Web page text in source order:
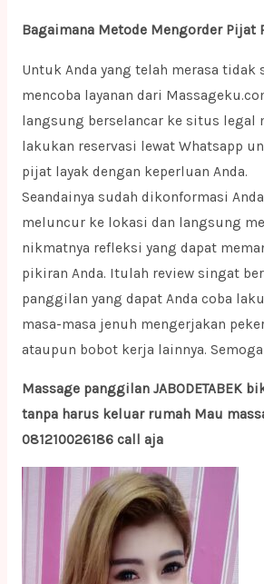
Bagaimana Metode Mengorder Pijat
Untuk Anda yang telah merasa tidak
mencoba layanan dari
langsung berselancar ke situs legal
lakukan reservasi lewat Whatsapp
pijat layak dengan keperluan Anda.
Seandainya sudah dikonformasi
meluncur ke lokasi dan langsung
nikmatnya refleksi yang dapat
pikiran Anda. Itulah review singat
panggilan yang dapat Anda coba
masa-masa jenuh mengerjakan
ataupun bobot kerja lainnya.
Massage panggilan JABODETABEK
tanpa harus keluar rumah Mau
081210026186 call aja